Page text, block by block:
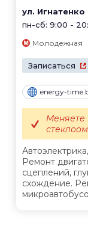
ул. Игнатенко
пн-сб: 9:00 -
Молодежная
Записаться
energy-
Ремонт
сцеплений,
схождение.
Меняете